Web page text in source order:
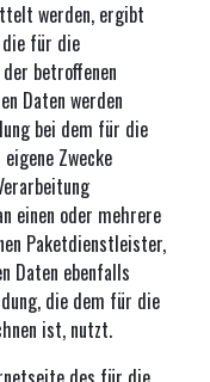
werden, ergibt
die für die
betroffenen
Daten werden
bei dem für die
Zwecke
einen oder mehrere
Paketdienstleister,
Daten ebenfalls
die dem für die
ist, nutzt.